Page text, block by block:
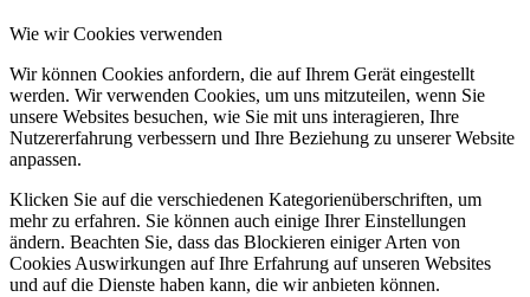
Wie wir Cookies verwenden
Wir können Cookies anfordern, die auf Ihrem Gerät eingestellt
werden. Wir verwenden Cookies, um uns mitzuteilen, wenn Sie
unsere Websites besuchen, wie Sie mit uns interagieren, Ihre
Nutzererfahrung verbessern und Ihre Beziehung zu unserer Website
anpassen.
Klicken Sie auf die verschiedenen Kategorienüberschriften, um
mehr zu erfahren. Sie können auch einige Ihrer Einstellungen
ändern. Beachten Sie, dass das Blockieren einiger Arten von
Cookies Auswirkungen auf Ihre Erfahrung auf unseren Websites
und auf die Dienste haben kann, die wir anbieten können.